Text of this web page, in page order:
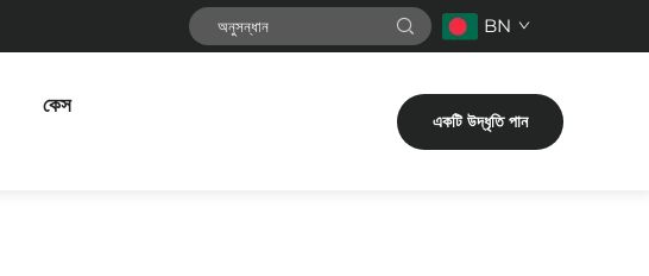
BN
কেস
একটি উদ্ধৃতি পান